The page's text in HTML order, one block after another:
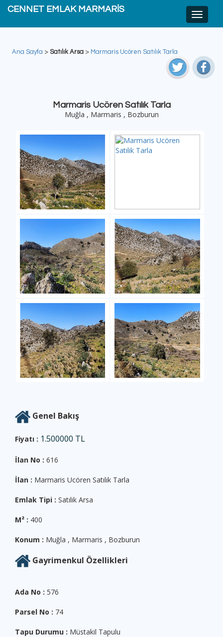
CENNET EMLAK MARMARİS
Ana Sayfa > Satılık Arsa > Marmaris Ucören Satılık Tarla
Marmaris Ucören Satılık Tarla
Muğla , Marmaris , Bozburun
Cennet Emlak Cennet Emlak
Cennet Emlak Cennet Emlak
Genel Bakış
Fiyatı : 1.500000 TL
İlan No : 616
İlan : Marmaris Ucören Satılık Tarla
Emlak Tipi : Satılık Arsa
M² : 400
Konum : Muğla , Marmaris , Bozburun
Gayrimenkul Özellikleri
Ada No : 576
Parsel No : 74
Tapu Durumu : Müstakil Tapulu